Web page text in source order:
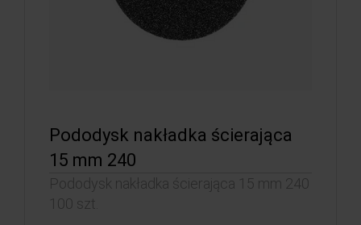
Pododysk nakładka ścierająca
15 mm 240
Pododysk nakładka ścierająca 15 mm 240
100 szt.